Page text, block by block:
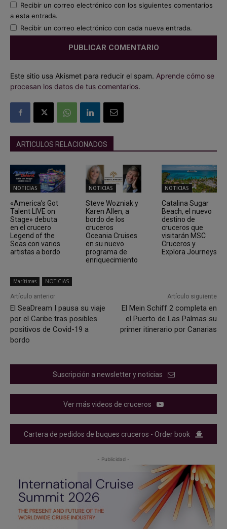
Recibir un correo electrónico con los siguientes comentarios
a esta entrada.
Recibir un correo electrónico con cada nueva entrada.
Este sitio usa Akismet para reducir el spam. Aprende cómo se
procesan los datos de tus comentarios.
ARTICULOS RELACIONADOS
NOTICIAS
«America’s Got
Talent LIVE on
Stage» debuta
en el crucero
Legend of the
Seas con varios
artistas a bordo
NOTICIAS
Steve Wozniak y
Karen Allen, a
bordo de los
cruceros
Oceania Cruises
en su nuevo
programa de
enriquecimiento
NOTICIAS
Catalina Sugar
Beach, el nuevo
destino de
cruceros que
visitarán MSC
Cruceros y
Explora Journeys
Marítimas NOTICIAS
Artículo anterior
El SeaDream I pausa su viaje
por el Caribe tras posibles
positivos de Covid-19 a
bordo
Artículo siguiente
El Mein Schiff 2 completa en
el Puerto de Las Palmas su
primer itinerario por Canarias
Suscripción a newsletter y noticias
Ver más videos de cruceros
Cartera de pedidos de buques cruceros - Order book
- Publicidad -